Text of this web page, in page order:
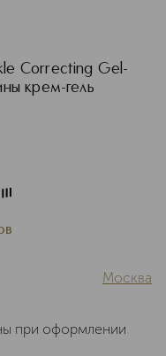
Correcting Gel-
крем-гель
Москва
при оформлении